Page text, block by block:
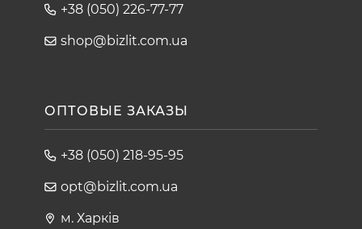
+38 (050) 226-77-77
shop@bizlit.com.ua
ОПТОВЫЕ ЗАКАЗЫ
+38 (050) 218-95-95
opt@bizlit.com.ua
м. Харків